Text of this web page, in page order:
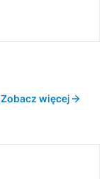
Zobacz więcej